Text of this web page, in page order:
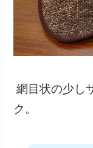
網目状の少し
ク。